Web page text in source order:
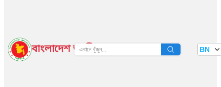
বাংলাদেশ জাতীয় তথ্য বাতায়ন BN